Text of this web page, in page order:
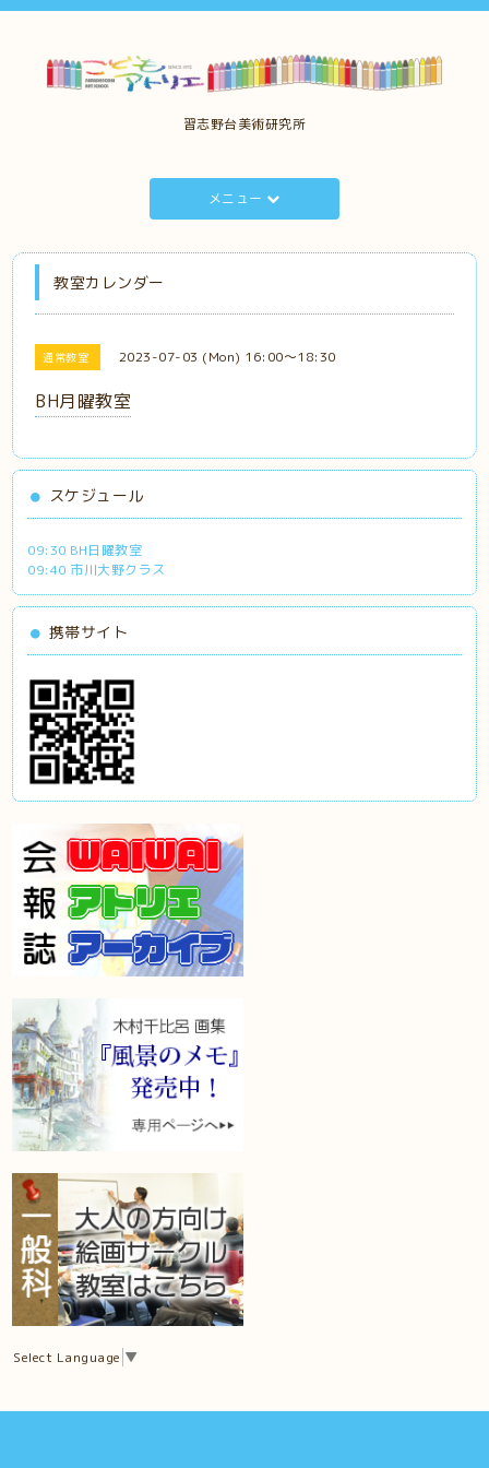
習志野台美術研究所
メニュー
教室カレンダー
通常教室 2023-07-03 (Mon) 16:00～18:30
BH月曜教室
スケジュール
09:30 BH日曜教室
09:40 市川大野クラス
携帯サイト
Select Language ▼